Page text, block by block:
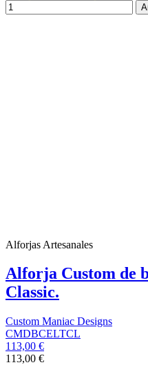
Alforjas Artesanales
Alforja Custom de
Classic.
Custom Maniac Designs
CMDBCELTCL
113,00 €
113,00 €